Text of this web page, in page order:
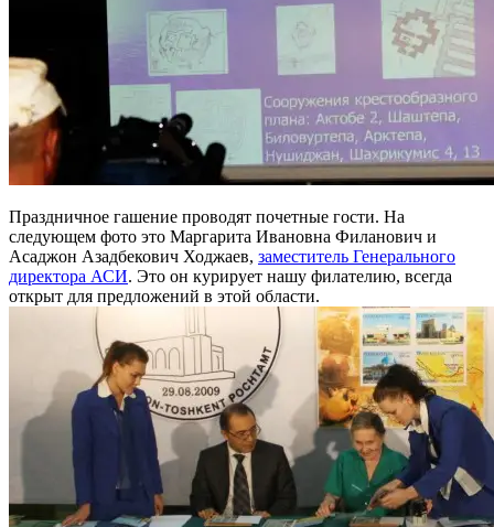
Праздничное гашение проводят почетные гости. На
следующем фото это Маргарита Ивановна Филанович и
Асаджон Азадбекович Ходжаев, заместитель Генерального
директора АСИ. Это он курирует нашу филателию, всегда
открыт для предложений в этой области.